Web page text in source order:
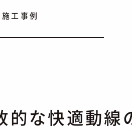
施工事例
的な快適動線